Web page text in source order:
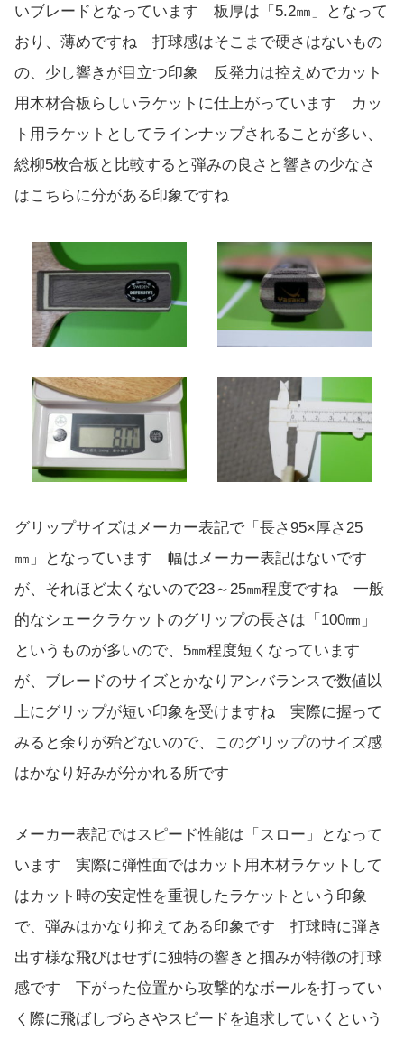
いブレードとなっています 板厚は「5.2㎜」となって
おり、薄めですね 打球感はそこまで硬さはないもの
の、少し響きが目立つ印象 反発力は控えめでカット
用木材合板らしいラケットに仕上がっています カッ
ト用ラケットとしてラインナップされることが多い、
総柳5枚合板と比較すると弾みの良さと響きの少なさ
はこちらに分がある印象ですね
グリップサイズはメーカー表記で「長さ95×厚さ25
㎜」となっています 幅はメーカー表記はないです
が、それほど太くないので23～25㎜程度ですね 一般
的なシェークラケットのグリップの長さは「100㎜」
というものが多いので、5㎜程度短くなっています
が、ブレードのサイズとかなりアンバランスで数値以
上にグリップが短い印象を受けますね 実際に握って
みると余りが殆どないので、このグリップのサイズ感
はかなり好みが分かれる所です
メーカー表記ではスピード性能は「スロー」となって
います 実際に弾性面ではカット用木材ラケットして
はカット時の安定性を重視したラケットという印象
で、弾みはかなり抑えてある印象です 打球時に弾き
出す様な飛びはせずに独特の響きと掴みが特徴の打球
感です 下がった位置から攻撃的なボールを打ってい
く際に飛ばしづらさやスピードを追求していくという